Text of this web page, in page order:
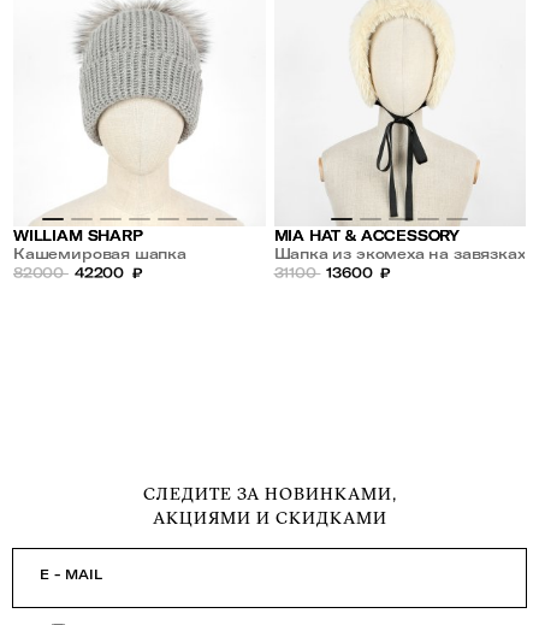
WILLIAM SHARP
Кашемировая шапка
82000 42200 ₽
MIA HAT & ACCESSORY
Шапка из экомеха на завязках
31100 13600 ₽
СЛЕДИТЕ ЗА НОВИНКАМИ,
АКЦИЯМИ И СКИДКАМИ
E - MAIL